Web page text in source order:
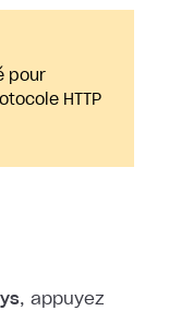
pour
HTTP
, appuyez